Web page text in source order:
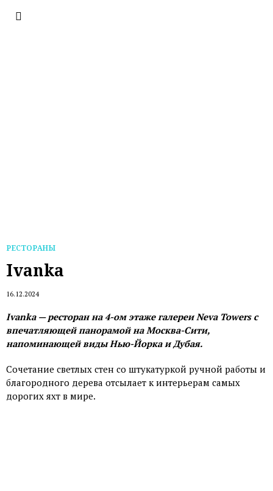
РЕСТОРАНЫ
Ivanka
16.12.2024
Ivanka — ресторан на 4-ом этаже галереи Neva Towers с
впечатляющей панорамой на Москва-Сити,
напоминающей виды Нью-Йорка и Дубая.
Сочетание светлых стен со штукатуркой ручной работы и
благородного дерева отсылает к интерьерам самых
дорогих яхт в мире.